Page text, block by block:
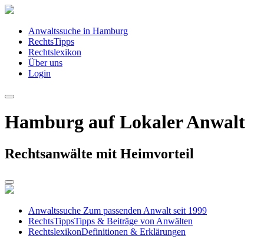
Anwaltssuche in Hamburg
RechtsTipps
Rechtslexikon
Über uns
Login
Hamburg auf Lokaler Anwalt
Rechtsanwälte mit Heimvorteil
Anwaltssuche Zum passenden Anwalt seit 1999
RechtsTippsTipps & Beiträge von Anwälten
RechtslexikonDefinitionen & Erklärungen